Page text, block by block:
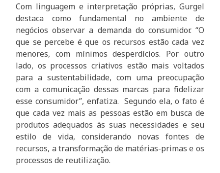
Com linguagem e interpretação próprias, Gurgel
destaca como fundamental no ambiente de
negócios observar a demanda do consumidor. “O
que se percebe é que os recursos estão cada vez
menores, com mínimos desperdícios. Por outro
lado, os processos criativos estão mais voltados
para a sustentabilidade, com uma preocupação
com a comunicação dessas marcas para fidelizar
esse consumidor”, enfatiza. Segundo ela, o fato é
que cada vez mais as pessoas estão em busca de
produtos adequados às suas necessidades e seu
estilo de vida, considerando novas fontes de
recursos, a transformação de matérias-primas e os
processos de reutilização.